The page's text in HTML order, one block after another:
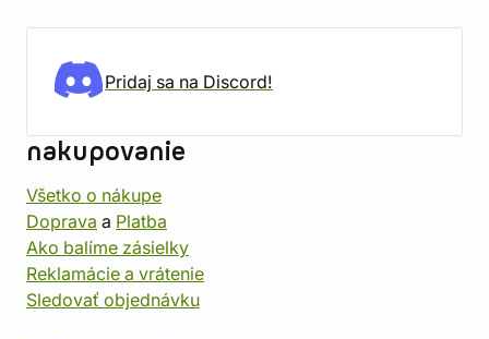
Pridaj sa na Discord!
nakupovanie
Všetko o nákupe
Doprava a Platba
Ako balíme zásielky
Reklamácie a vrátenie
Sledovať objednávku